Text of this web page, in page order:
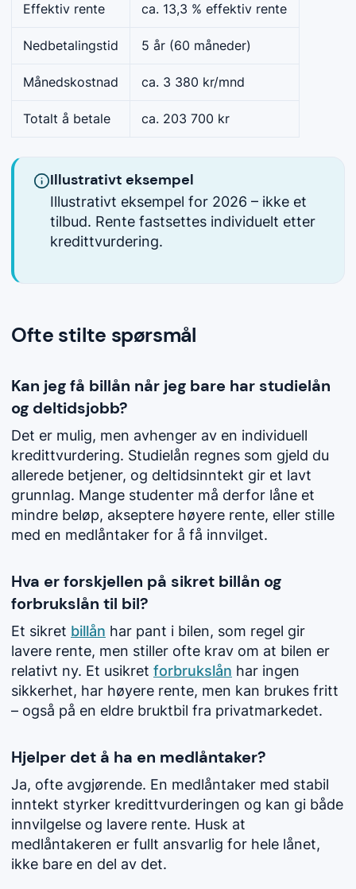
Effektiv rente ca. 13,3 % effektiv rente
Nedbetalingstid 5 år (60 måneder)
Månedskostnad ca. 3 380 kr/mnd
Totalt å betale ca. 203 700 kr
Illustrativt eksempel
Illustrativt eksempel for 2026 – ikke et
tilbud. Rente fastsettes individuelt etter
kredittvurdering.
Ofte stilte spørsmål
Kan jeg få billån når jeg bare har studielån
og deltidsjobb?
Det er mulig, men avhenger av en individuell
kredittvurdering. Studielån regnes som gjeld du
allerede betjener, og deltidsinntekt gir et lavt
grunnlag. Mange studenter må derfor låne et
mindre beløp, akseptere høyere rente, eller stille
med en medlåntaker for å få innvilget.
Hva er forskjellen på sikret billån og
forbrukslån til bil?
Et sikret billån har pant i bilen, som regel gir
lavere rente, men stiller ofte krav om at bilen er
relativt ny. Et usikret forbrukslån har ingen
sikkerhet, har høyere rente, men kan brukes fritt
– også på en eldre bruktbil fra privatmarkedet.
Hjelper det å ha en medlåntaker?
Ja, ofte avgjørende. En medlåntaker med stabil
inntekt styrker kredittvurderingen og kan gi både
innvilgelse og lavere rente. Husk at
medlåntakeren er fullt ansvarlig for hele lånet,
ikke bare en del av det.